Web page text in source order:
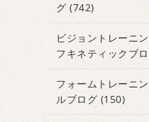
グ (742)
ビジョントレーニ
フキネティックブ
フォームトレーニ
ルブログ(150)